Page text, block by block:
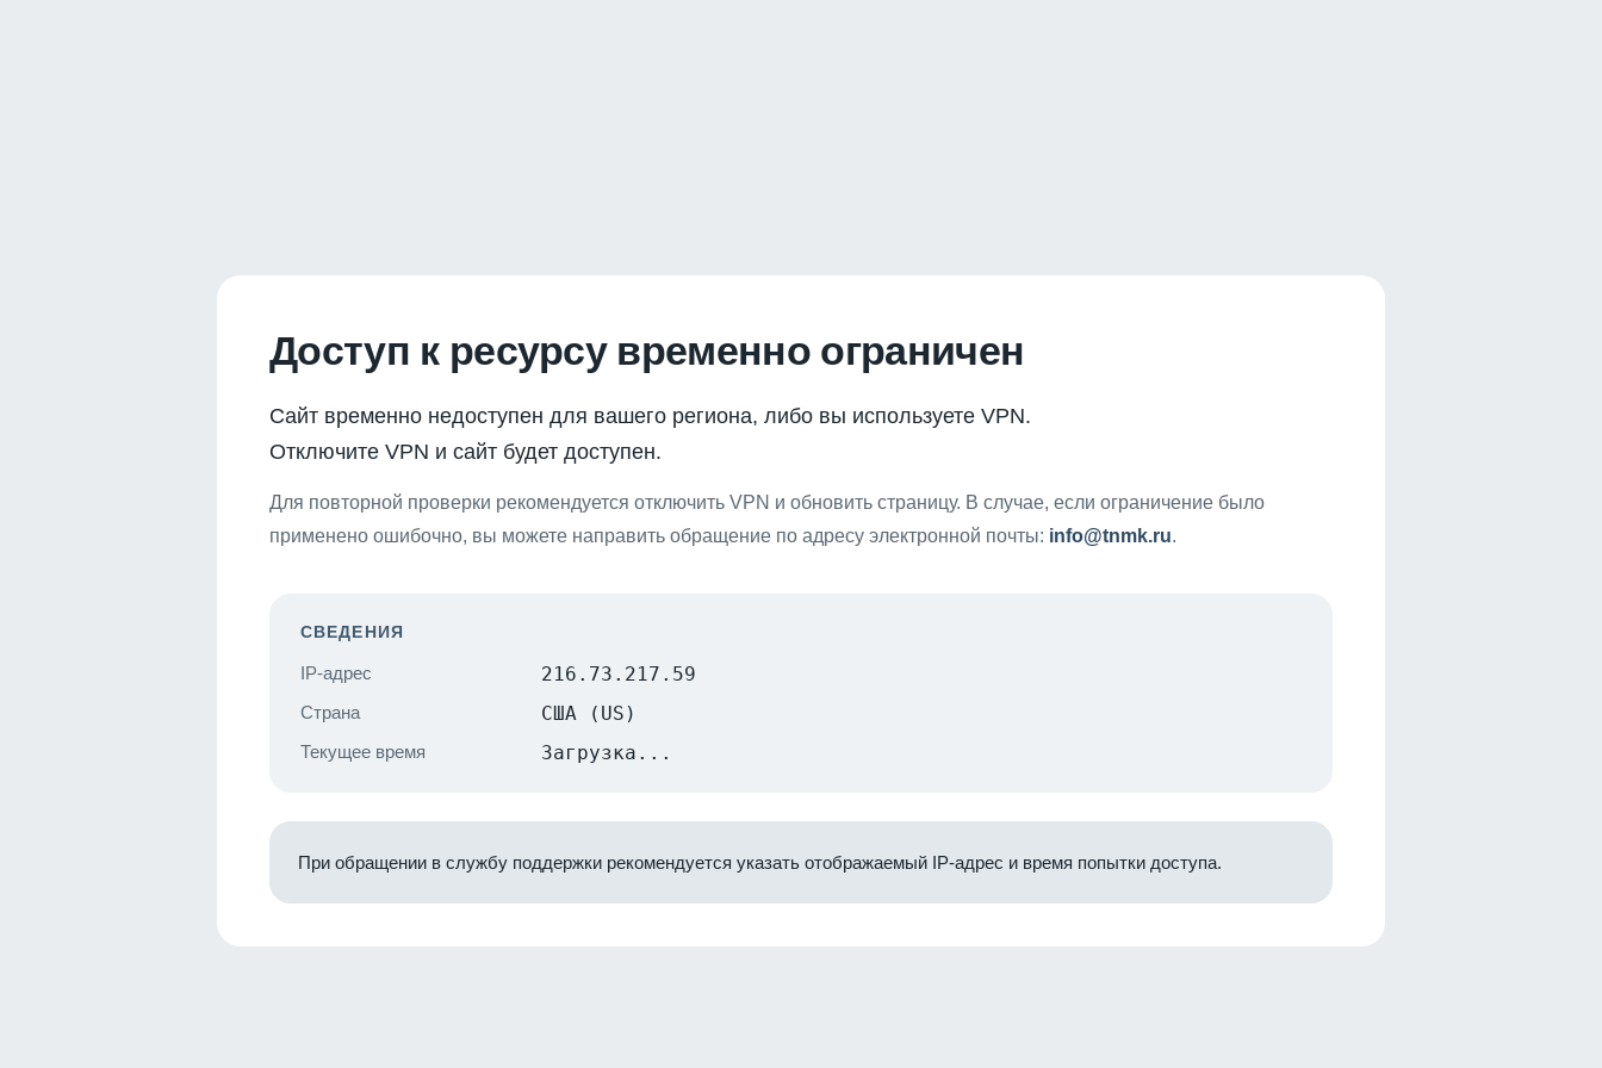
Доступ к ресурсу временно ограничен
Сайт временно недоступен для вашего региона, либо вы используете VPN.
Отключите VPN и сайт будет доступен.
Для повторной проверки рекомендуется отключить VPN и обновить страницу. В случае, если ограничение было
применено ошибочно, вы можете направить обращение по адресу электронной почты: info@tnmk.ru.
СВЕДЕНИЯ
IP-адрес 216.73.217.59
Страна США (US)
Текущее время Загрузка...
При обращении в службу поддержки рекомендуется указать отображаемый IP-адрес и время попытки доступа.